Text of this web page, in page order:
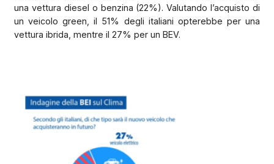
una vettura diesel o benzina (22%). Valutando l’acquisto di
un veicolo green, il 51% degli italiani opterebbe per una
vettura ibrida, mentre il 27% per un BEV.